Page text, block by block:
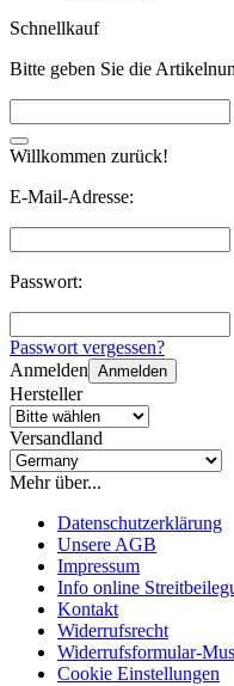
Schnellkauf
Bitte geben Sie die
Willkommen zurück!
E-Mail-Adresse:
Passwort:
Passwort vergessen?
Anmelden Anmelden
Hersteller
Versandland
Mehr über...
Datenschutzerklärung
Unsere AGB
Impressum
Info online
Kontakt
Widerrufsrecht
Widerrufsformular-
Cookie Einstellungen